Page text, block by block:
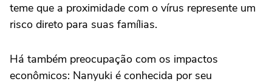
teme que a proximidade com o vírus represente um
risco direto para suas famílias.
Há também preocupação com os impactos
econômicos: Nanyuki é conhecida por seu